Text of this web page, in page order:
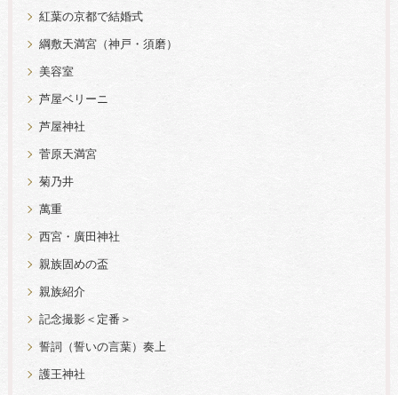
紅葉の京都で結婚式
綱敷天満宮（神戸・須磨）
美容室
芦屋ベリーニ
芦屋神社
菅原天満宮
菊乃井
萬重
西宮・廣田神社
親族固めの盃
親族紹介
記念撮影＜定番＞
誓詞（誓いの言葉）奏上
護王神社